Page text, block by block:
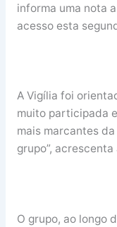
informa uma nota
acesso esta
A Vigília foi
muito participada
mais marcantes
grupo”, acrescenta
O grupo, ao longo